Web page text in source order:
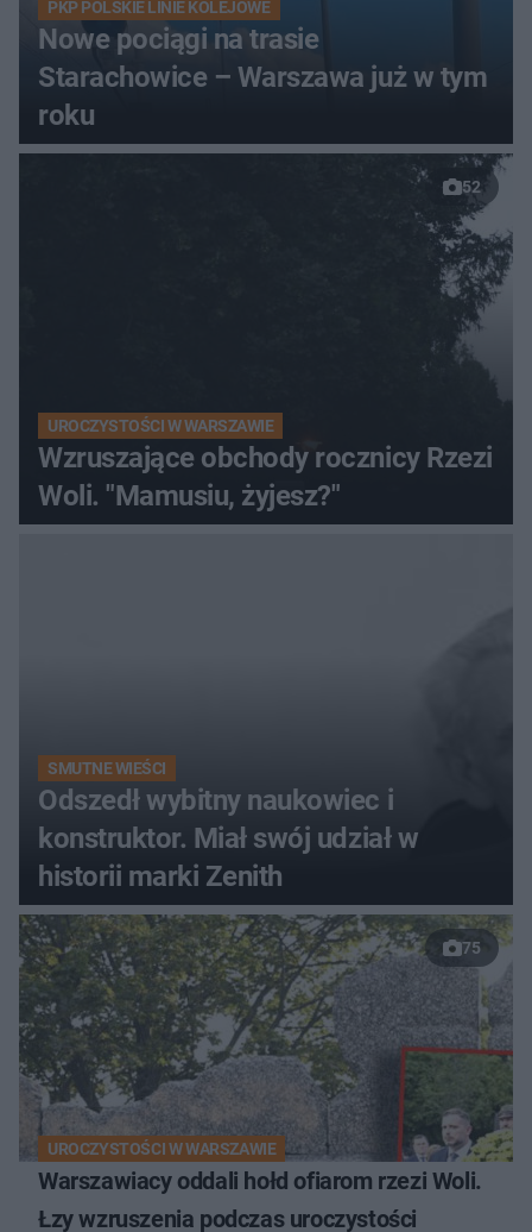
PKP POLSKIE LINIE KOLEJOWE
Nowe pociągi na trasie
Starachowice – Warszawa już w tym
roku
52
UROCZYSTOŚCI W WARSZAWIE
Wzruszające obchody rocznicy Rzezi
Woli. "Mamusiu, żyjesz?"
SMUTNE WIEŚCI
Odszedł wybitny naukowiec i
konstruktor. Miał swój udział w
historii marki Zenith
75
UROCZYSTOŚCI W WARSZAWIE
Warszawiacy oddali hołd ofiarom rzezi Woli.
Łzy wzruszenia podczas uroczystości